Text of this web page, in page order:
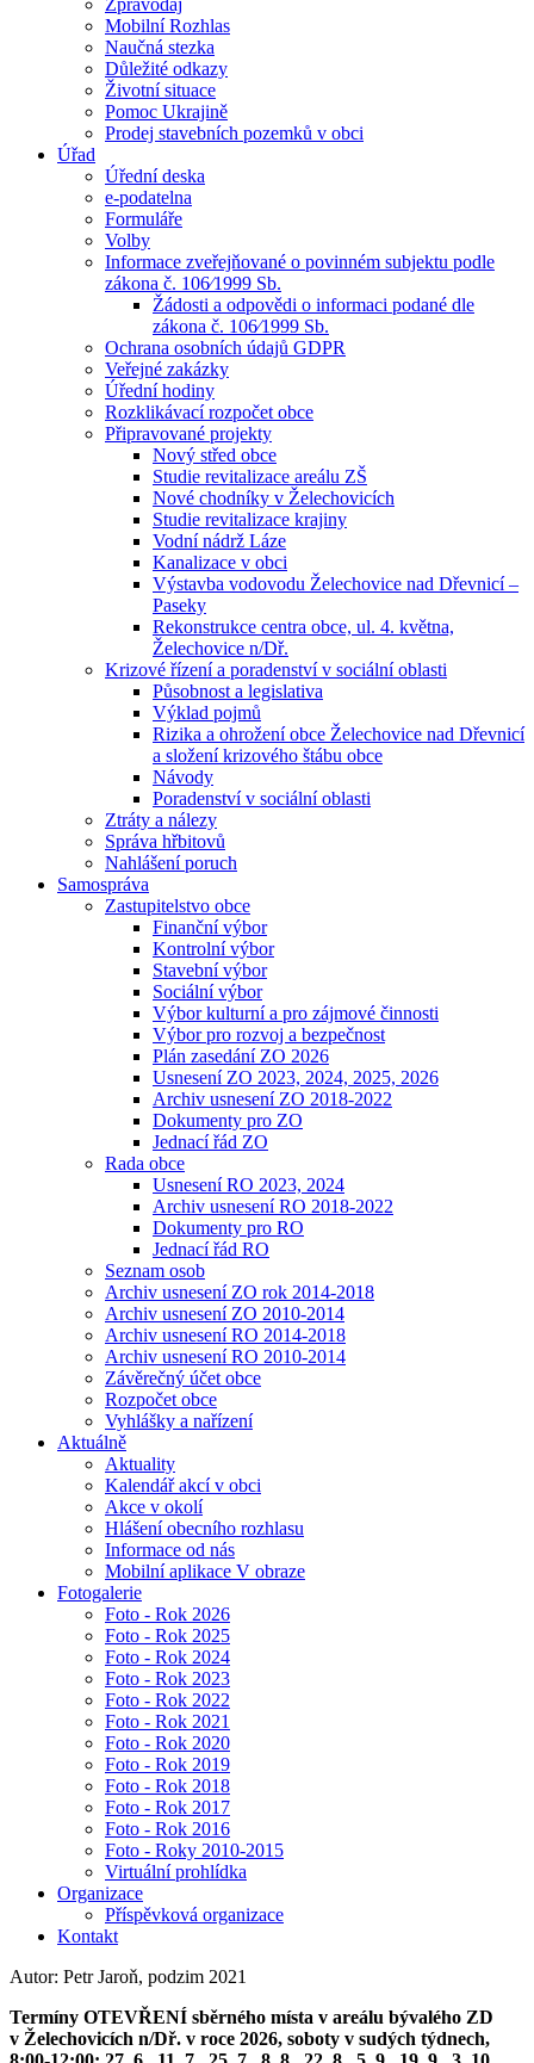
Zpravodaj
Mobilní Rozhlas
Naučná stezka
Důležité odkazy
Životní situace
Pomoc Ukrajině
Prodej stavebních pozemků v obci
Úřad
Úřední deska
e-podatelna
Formuláře
Volby
Informace zveřejňované o povinném subjektu podle
zákona č. 106⁄1999 Sb.
Žádosti a odpovědi o informaci podané dle
zákona č. 106⁄1999 Sb.
Ochrana osobních údajů GDPR
Veřejné zakázky
Úřední hodiny
Rozklikávací rozpočet obce
Připravované projekty
Nový střed obce
Studie revitalizace areálu ZŠ
Nové chodníky v Želechovicích
Studie revitalizace krajiny
Vodní nádrž Láze
Kanalizace v obci
Výstavba vodovodu Želechovice nad Dřevnicí –
Paseky
Rekonstrukce centra obce, ul. 4. května,
Želechovice n/Dř.
Krizové řízení a poradenství v sociální oblasti
Působnost a legislativa
Výklad pojmů
Rizika a ohrožení obce Želechovice nad Dřevnicí
a složení krizového štábu obce
Návody
Poradenství v sociální oblasti
Ztráty a nálezy
Správa hřbitovů
Nahlášení poruch
Samospráva
Zastupitelstvo obce
Finanční výbor
Kontrolní výbor
Stavební výbor
Sociální výbor
Výbor kulturní a pro zájmové činnosti
Výbor pro rozvoj a bezpečnost
Plán zasedání ZO 2026
Usnesení ZO 2023, 2024, 2025, 2026
Archiv usnesení ZO 2018-2022
Dokumenty pro ZO
Jednací řád ZO
Rada obce
Usnesení RO 2023, 2024
Archiv usnesení RO 2018-2022
Dokumenty pro RO
Jednací řád RO
Seznam osob
Archiv usnesení ZO rok 2014-2018
Archiv usnesení ZO 2010-2014
Archiv usnesení RO 2014-2018
Archiv usnesení RO 2010-2014
Závěrečný účet obce
Rozpočet obce
Vyhlášky a nařízení
Aktuálně
Aktuality
Kalendář akcí v obci
Akce v okolí
Hlášení obecního rozhlasu
Informace od nás
Mobilní aplikace V obraze
Fotogalerie
Foto - Rok 2026
Foto - Rok 2025
Foto - Rok 2024
Foto - Rok 2023
Foto - Rok 2022
Foto - Rok 2021
Foto - Rok 2020
Foto - Rok 2019
Foto - Rok 2018
Foto - Rok 2017
Foto - Rok 2016
Foto - Roky 2010-2015
Virtuální prohlídka
Organizace
Příspěvková organizace
Kontakt
Autor: Petr Jaroň, podzim 2021
Termíny OTEVŘENÍ sběrného místa v areálu bývalého ZD
v Želechovicích n/Dř. v roce 2026, soboty v sudých týdnech,